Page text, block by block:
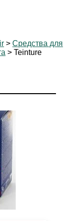
>Средства для
> Teinture